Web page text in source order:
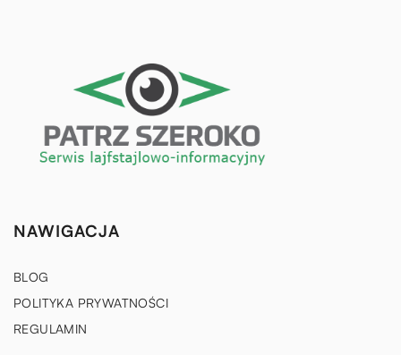
NAWIGACJA
BLOG
POLITYKA PRYWATNOŚCI
REGULAMIN